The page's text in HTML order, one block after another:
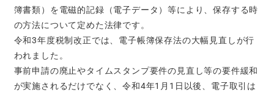
簿書類）を電磁的記録（電子データ）等により、保存する時
の方法について定めた法律です。
令和3年度税制改正では、電子帳簿保存法の大幅見直しが行
われました。
事前申請の廃止やタイムスタンプ要件の見直し等の要件緩和
が実施されるだけでなく、令和4年1月1日以後、電子取引は